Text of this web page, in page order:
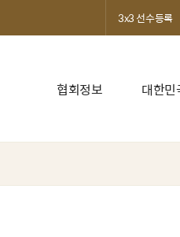
협회정보 대한민
3x3 선수등록